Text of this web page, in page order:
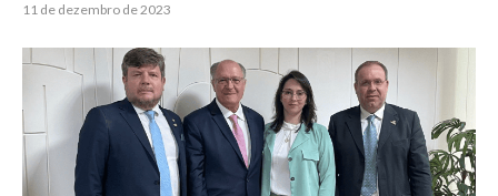
11 de dezembro de 2023